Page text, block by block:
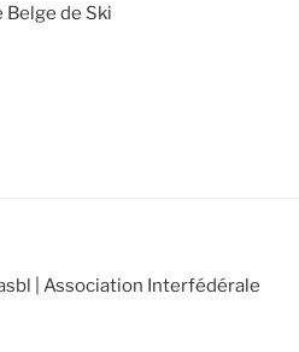
Belge de Ski
| Association Interfédérale